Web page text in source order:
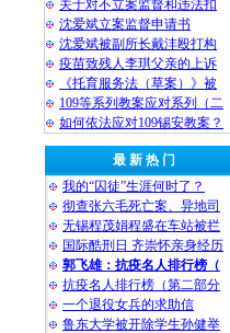
关于对不立案监督和违法扣
沈爱斌立案监督申请书
沈爱斌被副所长戴沣殴打构
疫苗致残人李琪父亲的上诉
《托育服务法（草案）》被
109等系列教案应对系列（二
如何依法应对109锡安教案？
最 新 热 门
我的“囚徒”生涯何时了？
彻查张六毛死亡案、异地司
无锡程茂娟程盛在车站被拦
国际酷刑日 齐崇怀亲身经历
郭飞雄：抗疫名人排行榜（
抗疫名人排行榜（第二部分
一个退役女兵的求助信
鲁东大学被开除学生孙健举